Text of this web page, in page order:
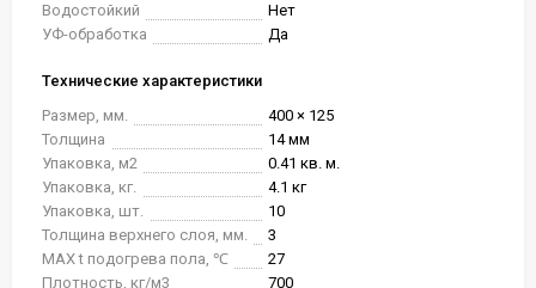
Водостойкий
Нет
УФ-обработка
Да
Технические характеристики
Размер, мм.
400 × 125
Толщина
14 мм
Упаковка, м2
0.41 кв. м.
Упаковка, кг.
4.1 кг
Упаковка, шт.
10
Толщина верхнего слоя, мм.
3
MAX t подогрева пола, ℃
27
Плотность, кг/м3
700